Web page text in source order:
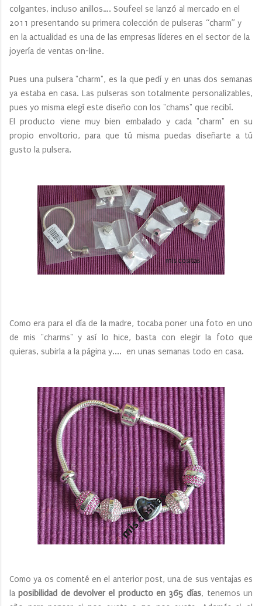
colgantes, incluso anillos…. Soufeel se lanzó al mercado en el
2011 presentando su primera colección de pulseras “charm” y
en la actualidad es una de las empresas líderes en el sector de la
joyería de ventas on-line.
Pues una pulsera "charm", es la que pedí y en unas dos semanas
ya estaba en casa. Las pulseras son totalmente personalizables,
pues yo misma elegí este diseño con los "chams" que recibí.
El producto viene muy bien embalado y cada "charm" en su
propio envoltorio, para que tú misma puedas diseñarte a tú
gusto la pulsera.
Como era para el día de la madre, tocaba poner una foto en uno
de mis "charms" y así lo hice, basta con elegir la foto que
quieras, subirla a la página y.... en unas semanas todo en casa.
Como ya os comenté en el anterior post, una de sus ventajas es
laposibilidad de devolver el producto en 365 días, tenemos un